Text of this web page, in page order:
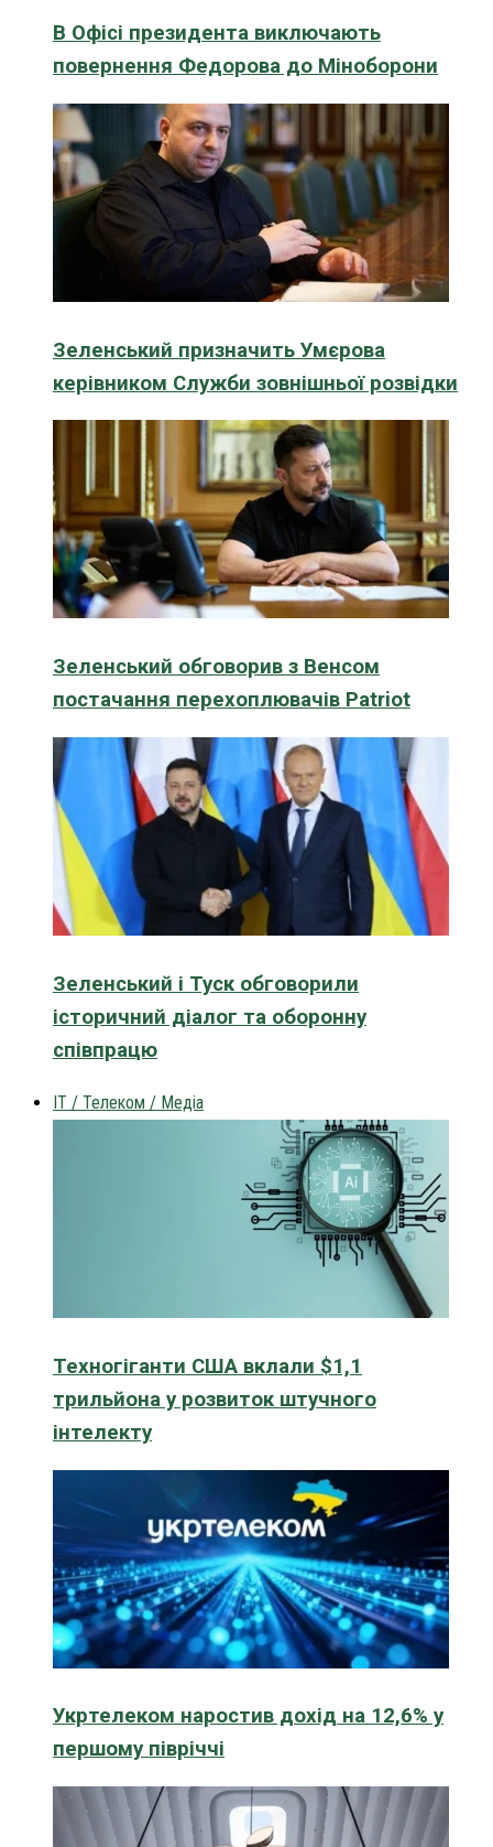
В Офісі президента виключають
повернення Федорова до Міноборони
Зеленський призначить Умєрова
керівником Служби зовнішньої розвідки
Зеленський обговорив з Венсом
постачання перехоплювачів Patriot
Зеленський і Туск обговорили
історичний діалог та оборонну
співпрацю
IT / Телеком / Медіа
Техногіганти США вклали $1,1
трильйона у розвиток штучного
інтелекту
Укртелеком наростив дохід на 12,6% у
першому півріччі